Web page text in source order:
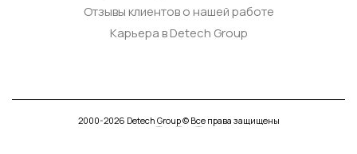
Отзывы клиентов о нашей работе
Карьера в Detech Group
2000-2026 Detech Group © Все права защищены